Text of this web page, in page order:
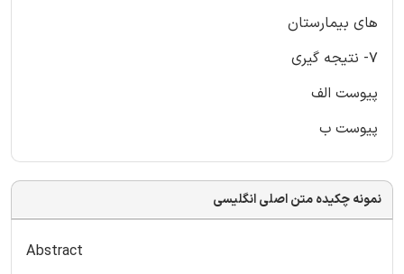
های بیمارستان
7- نتیجه گیری
پیوست الف
پیوست ب
نمونه چکیده متن اصلی انگلیسی
Abstract